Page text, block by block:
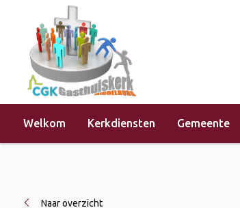
Welkom Kerkdiensten Gemeente
Home »Evenementen
Naar overzicht